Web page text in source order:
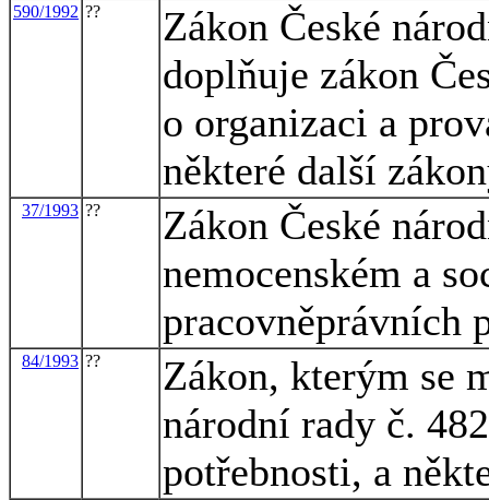
590/1992 ??
Zákon České
doplňuje zákon
o organizaci a
některé další
37/1993 ??
Zákon České
nemocenském a
pracovněprávních
84/1993 ??
Zákon, kterým se
národní rady č.
potřebnosti, a